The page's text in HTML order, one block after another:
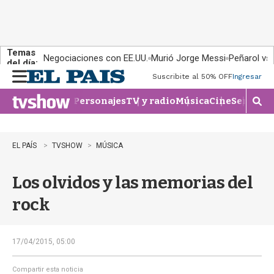
Temas
del día: Negociaciones con EE.UU. Murió Jorge Messi Peñarol
n
u
Suscribite al 50% OFFIngresar
PersonajesTV y radioMúsicaCineSeries
M
o
e
EL PAÍS TVSHOW MÚSICA
Los olvidos y las memorias del
rock
17/04/2015, 05:00
Compartir esta noticia